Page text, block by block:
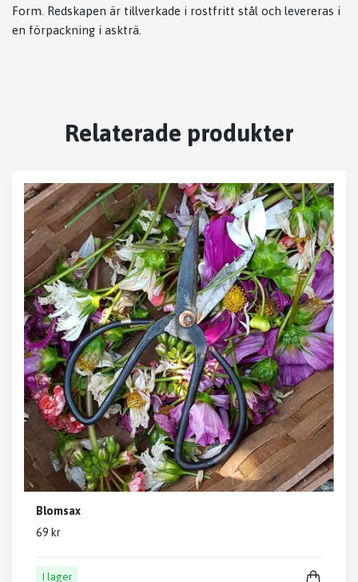
Form. Redskapen är tillverkade i rostfritt stål och levereras i
en förpackning i askträ.
Relaterade produkter
Blomsax
69 kr
I lager